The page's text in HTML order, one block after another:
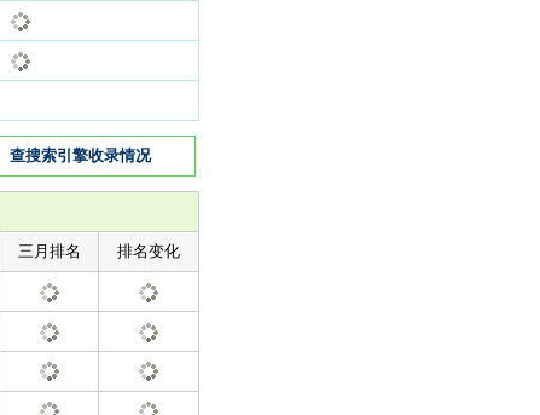
查搜索引擎收录情况
三月排名 排名变化